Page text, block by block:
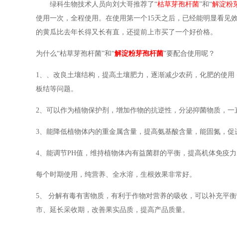
绿科生物技术人员向刘大哥推荐了“枯草芽孢杆菌”和“解淀粉
使用一次，全程使用。在使用第一个15天之后，已经能明显看
的黄瓜比去年长得又长有直，还提前上市买了一个好价格。
为什么“枯草芽孢杆菌”和“解淀粉芽孢杆菌”要配合使用呢？
1、、改良土壤结构，提高土壤肥力，逐渐减少农药，化肥的使
板结等问题。
2、可以作为植物保护剂，增加作物的抗逆性，分泌抑菌物质，一
3、能降低植物体内的重金属含量，提高氨基酸含量，能固氮，促
4、能调节PH值，维持植物体内有益菌群的平衡，提高机体免疫力
每个时期使用，纯营养、全水溶，生根效果非常好。
5、 分解有毒有害物质，有利于作物对营养的吸收，可以补充平
市、延长采收期，改善果实品质，提高产品质量。